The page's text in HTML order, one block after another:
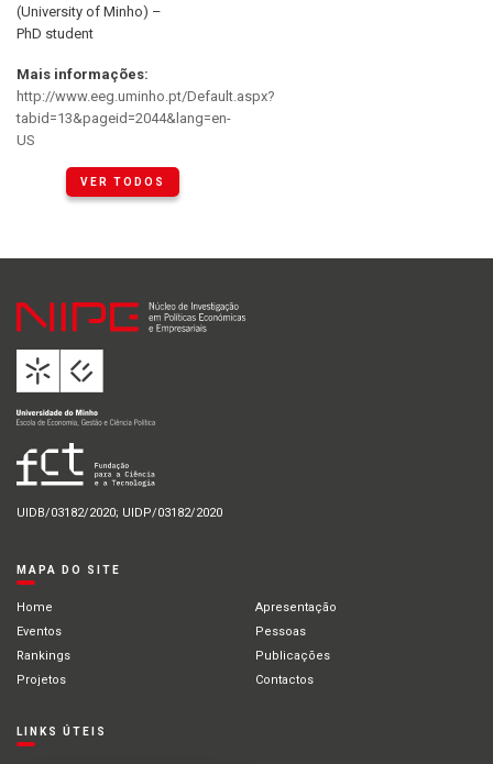
(University of Minho) –
PhD student
Mais informações:
http://www.eeg.uminho.pt/Default.aspx?
tabid=13&pageid=2044&lang=en-
US
VER TODOS
UIDB/03182/2020; UIDP/03182/2020
MAPA DO SITE
Home
Apresentação
Eventos
Pessoas
Rankings
Publicações
Projetos
Contactos
LINKS ÚTEIS